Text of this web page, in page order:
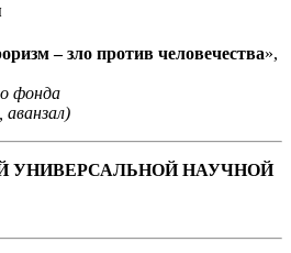
– зло против человечества»,
фонда
УНИВЕРСАЛЬНОЙ НАУЧНОЙ